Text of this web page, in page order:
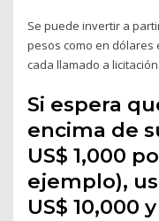
Se puede invertir a
pesos como en
cada llamado a licitación.
Si espera
encima de
US$ 1,000
ejemplo),
US$ 10,000